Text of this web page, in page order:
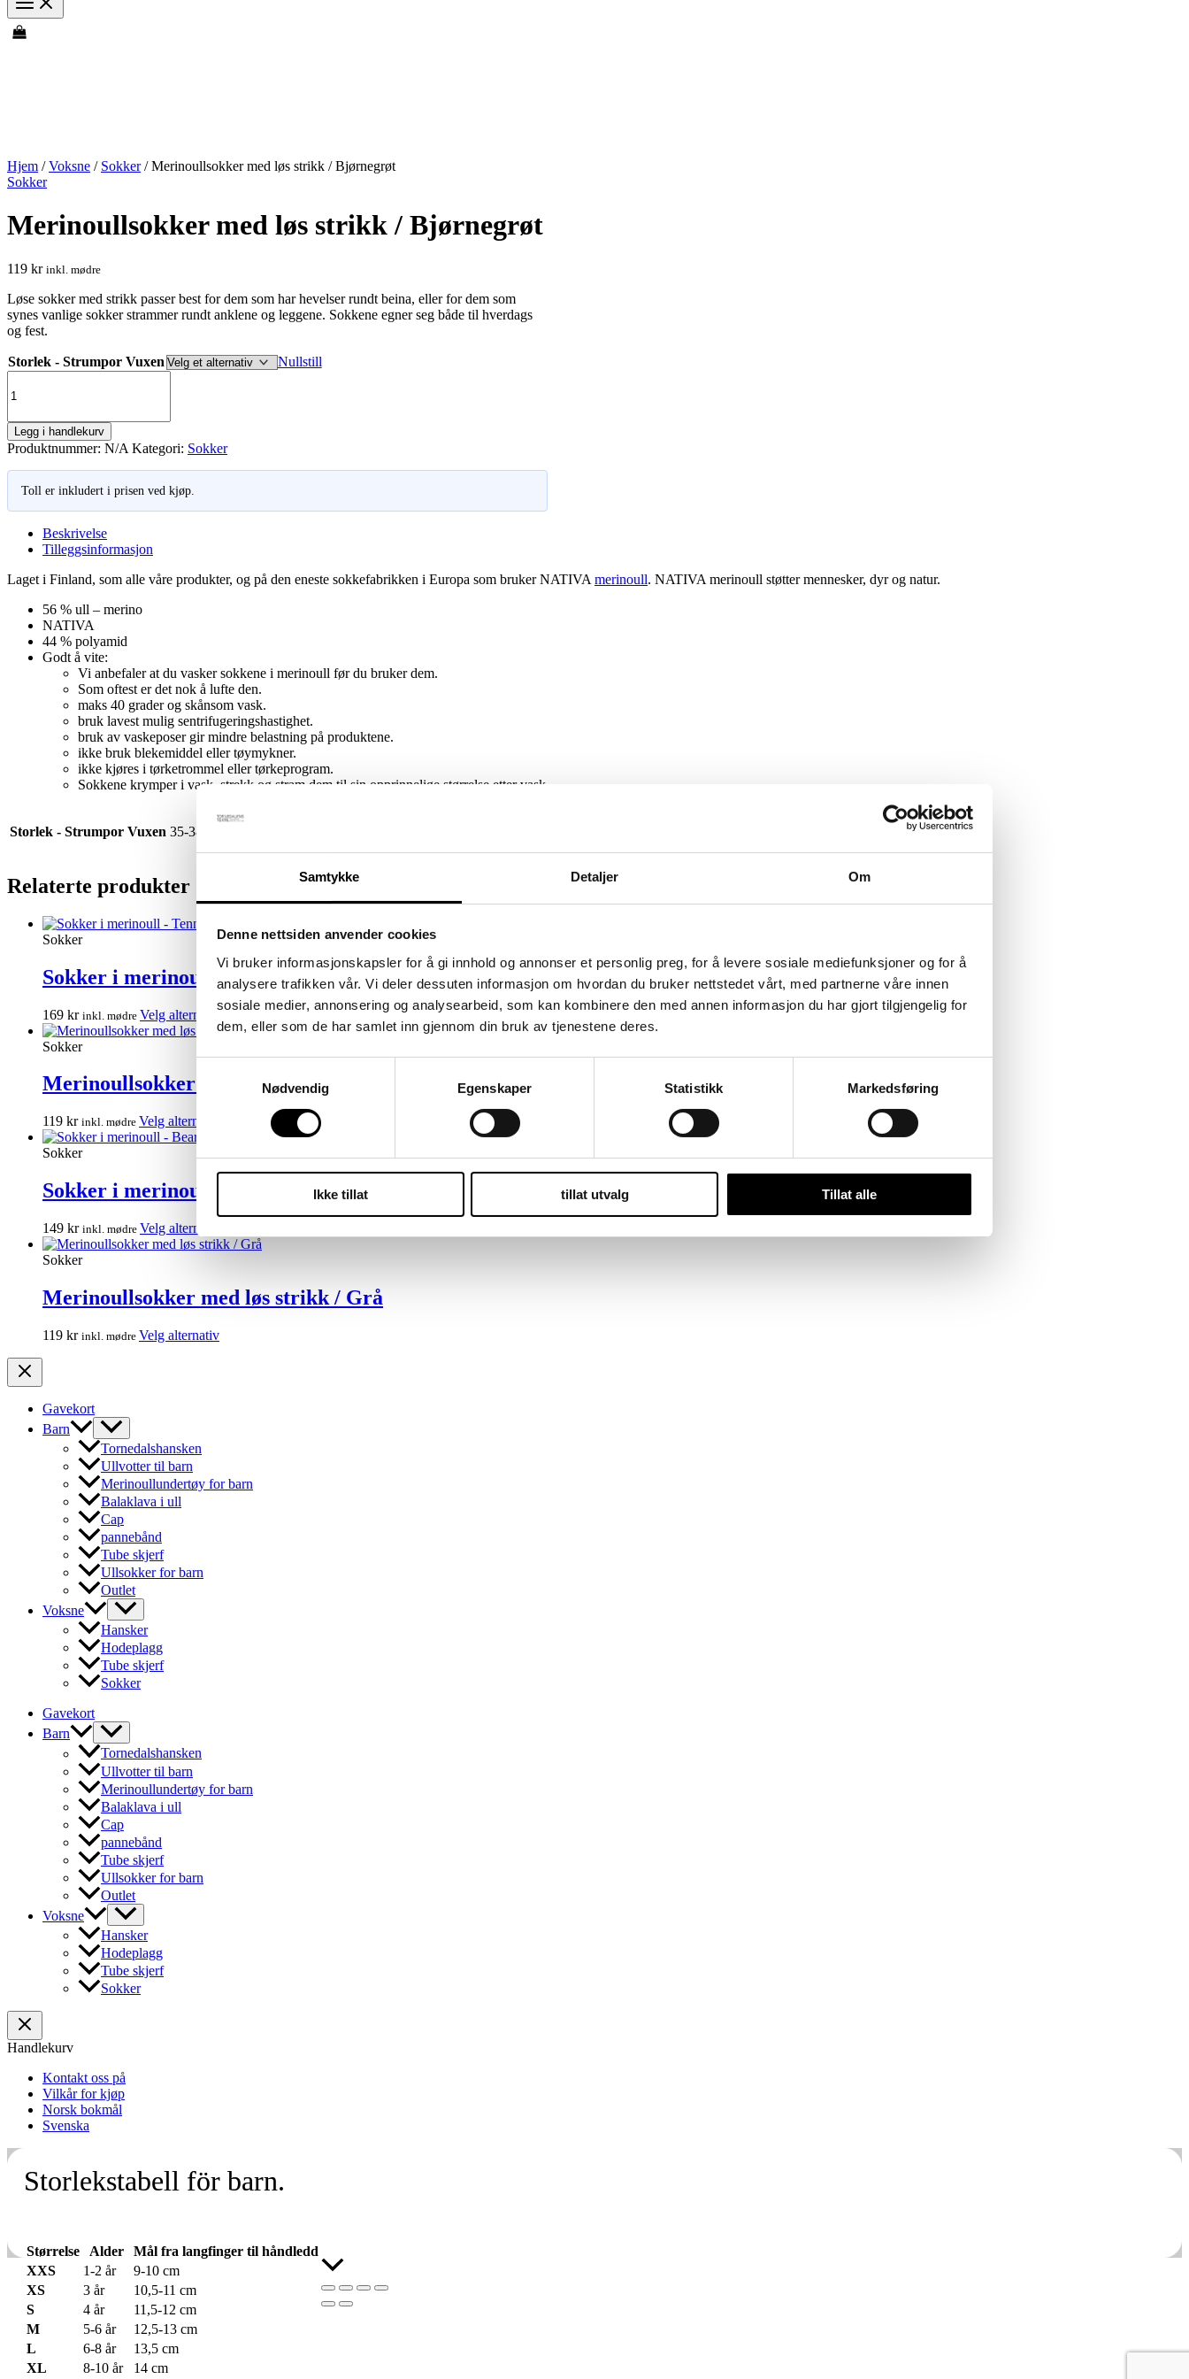
Samtykke Detaljer Om
Denne nettsiden anvender cookies
Vi bruker informasjonskapsler for å gi innhold og annonser et personlig preg, for å levere sosiale mediefunksjoner og for å
analysere trafikken vår. Vi deler dessuten informasjon om hvordan du bruker nettstedet vårt, med partnerne våre innen
sosiale medier, annonsering og analysearbeid, som kan kombinere den med annen informasjon du har gjort tilgjengelig for
dem, eller som de har samlet inn gjennom din bruk av tjenestene deres.
Nødvendig
Egenskaper Statistikk Markedsføring
Ikke tillat tillat utvalg Tillat alle
Hjem /Voksne / Sokker/ Merinoullsokker med løs strikk / Bjørnegrøt
Sokker
Merinoullsokker med løs strikk / Bjørnegrøt
119 kr inkl. mødre
Løse sokker med strikk passer best for dem som har hevelser rundt beina, eller for dem som
synes vanlige sokker strammer rundt anklene og leggene. Sokkene egner seg både til hverdags
og fest.
Storlek - Strumpor Vuxen
Nullstill
med
strikk
/
Bjørnegrøt
antall
Legg i handlekurv
Produktnummer: N/A Kategori: Sokker
Toll er inkludert i prisen ved kjøp.
Beskrivelse
Tilleggsinformasjon
Laget i Finland, som alle våre produkter, og på den eneste sokkefabrikken i Europa som bruker NATIVA merinoull. NATIVA merinoull støtter mennesker, dyr og natur.
56 % ull – merino
NATIVA
44 % polyamid
Godt å vite:
Vi anbefaler at du vasker sokkene i merinoull før du bruker dem.
Som oftest er det nok å lufte den.
maks 40 grader og skånsom vask.
bruk lavest mulig sentrifugeringshastighet.
bruk av vaskeposer gir mindre belastning på produktene.
ikke bruk blekemiddel eller tøymykner.
ikke kjøres i tørketrommel eller tørkeprogram.
Sokkene krymper i vask, strekk og stram dem til sin opprinnelige størrelse etter vask.
Storlek - Strumpor Vuxen 35-38, 36-38, 39-41, 39-42, 40-42, 43-45, 43-46
Relaterte produkter
Sokker
Sokker i merinoull – Tennissokker / Grå
169 kr inkl. mødre Velg alternativDette
produktet
flere
Alternativene
produktsiden
Sokker
Merinoullsokker med løs strikk / Svart
119 kr inkl. mødre Velg alternativ
kan
på
Sokker
Sokker i merinoull – Bear March
149 kr inkl. mødre Velg alternativ
produktet
varianter.
Alternativene
Sokker
Merinoullsokker med løs strikk / Grå
119 kr inkl. mødre Velg alternativDette
produktsiden
Gavekort
Barn
Tornedalshansken
Ullvotter til barn
Merinoullundertøy for barn
Balaklava i ull
Cap
pannebånd
Tube skjerf
Ullsokker for barn
Outlet
Voksne
Hansker
Hodeplagg
Tube skjerf
Sokker
Gavekort
Barn
Tornedalshansken
Ullvotter til barn
Merinoullundertøy for barn
Balaklava i ull
Cap
pannebånd
Tube skjerf
Ullsokker for barn
Outlet
Voksne
Hansker
Hodeplagg
Tube skjerf
Sokker
Handlekurv
Kontakt oss på
Vilkår for kjøp
Norsk bokmål
Svenska
Storlekstabell för barn.
Størrelse Alder
Mål fra langfinger til håndledd
XXS
1-2 år
9-10 cm
XS
3 år
10,5-11 cm
S
4 år
11,5-12 cm
M
5-6 år
12,5-13 cm
L
6-8 år
13,5 cm
XL
8-10 år 14 cm